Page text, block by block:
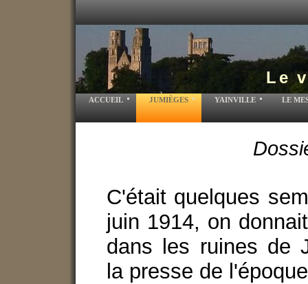
Le
ACCUEIL JUMIÈGES YAINVILLE LE
C'était quelques
juin 1914, on
dans les ruines de
la presse de